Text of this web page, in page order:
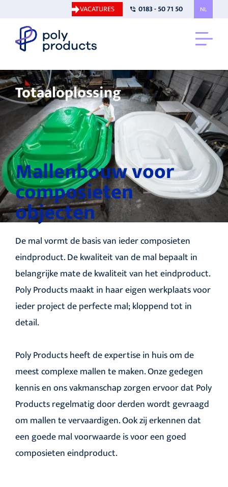
VACATURES 0183 - 50 71 50 NL
Totaaloplossing
Mallenbouw voor
composieten
objecten
De mal vormt de basis van ieder composieten
eindproduct. De kwaliteit van de mal bepaalt in
belangrijke mate de kwaliteit van het eindproduct.
Poly Products maakt in haar eigen werkplaats voor
ieder project de perfecte mal; kloppend tot in
detail.
Poly Products heeft de expertise in huis om de
meest complexe mallen te maken. Onze gedegen
kennis en ons vakmanschap zorgen ervoor dat Poly
Products regelmatig door derden wordt gevraagd
om mallen te vervaardigen. Ook zij erkennen dat
een goede mal voorwaarde is voor een goed
composieten eindproduct.